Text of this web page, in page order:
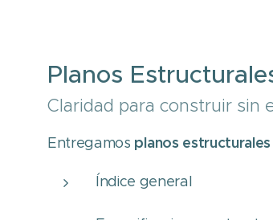
Planos
Claridad para construir sin
Entregamos planos
Índice general